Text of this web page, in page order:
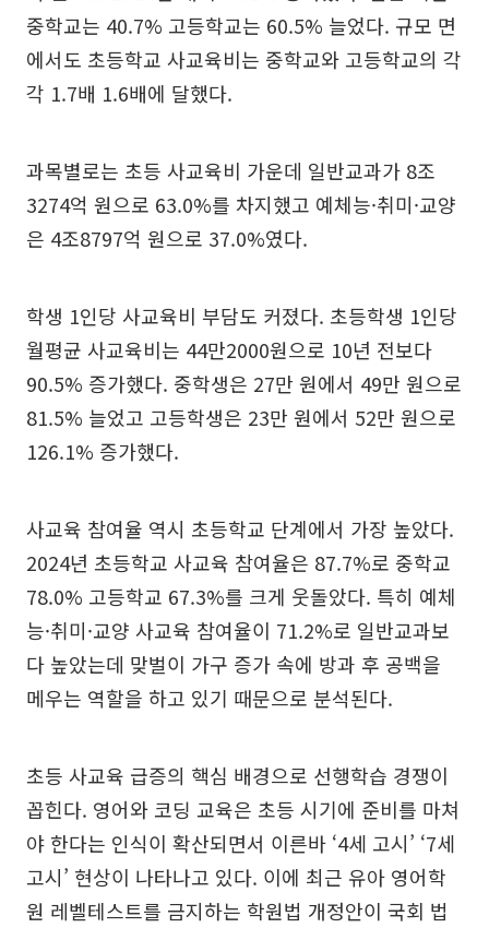
중학교는 40.7% 고등학교는 60.5% 늘었다. 규모 면
에서도 초등학교 사교육비는 중학교와 고등학교의 각
각 1.7배 1.6배에 달했다.
과목별로는 초등 사교육비 가운데 일반교과가 8조
3274억 원으로 63.0%를 차지했고 예체능·취미·교양
은 4조8797억 원으로 37.0%였다.
학생 1인당 사교육비 부담도 커졌다. 초등학생 1인당
월평균 사교육비는 44만2000원으로 10년 전보다
90.5% 증가했다. 중학생은 27만 원에서 49만 원으로
81.5% 늘었고 고등학생은 23만 원에서 52만 원으로
126.1% 증가했다.
사교육 참여율 역시 초등학교 단계에서 가장 높았다.
2024년 초등학교 사교육 참여율은 87.7%로 중학교
78.0% 고등학교 67.3%를 크게 웃돌았다. 특히 예체
능·취미·교양 사교육 참여율이 71.2%로 일반교과보
다 높았는데 맞벌이 가구 증가 속에 방과 후 공백을
메우는 역할을 하고 있기 때문으로 분석된다.
초등 사교육 급증의 핵심 배경으로 선행학습 경쟁이
꼽힌다. 영어와 코딩 교육은 초등 시기에 준비를 마쳐
야 한다는 인식이 확산되면서 이른바 ‘4세 고시’ ‘7세
고시’ 현상이 나타나고 있다. 이에 최근 유아 영어학
원 레벨테스트를 금지하는 학원법 개정안이 국회 법